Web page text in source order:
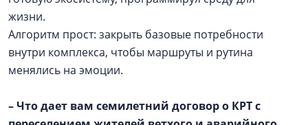
жизни.
Алгоритм прост: закрыть базовые потребности
внутри комплекса, чтобы маршруты и рутина
менялись на эмоции.
– Что дает вам семилетний договор о КРТ с